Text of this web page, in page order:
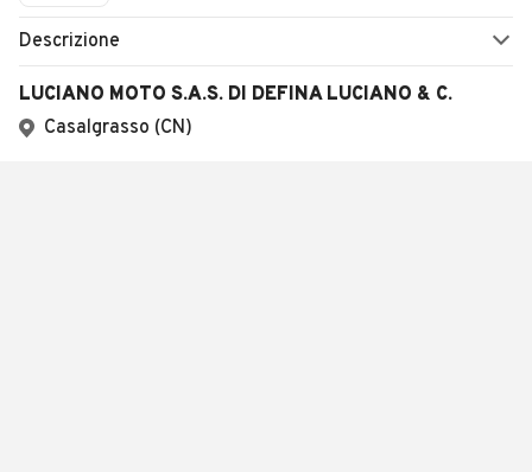
Descrizione
LUCIANO MOTO S.A.S. DI DEFINA LUCIANO & C.
Casalgrasso (CN)